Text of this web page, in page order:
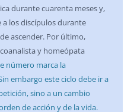
durante cuarenta meses y,
a los discípulos durante
ascender. Por último,
y homeópata
número marca la
embargo este ciclo debe ir a
sino a un cambio
de acción y de la vida.